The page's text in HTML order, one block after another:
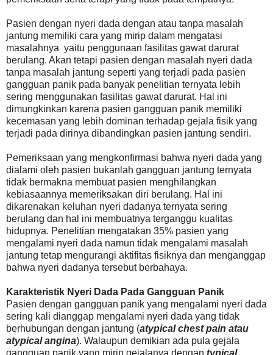
Pasien dengan nyeri dada dengan atau tanpa masalah
jantung memiliki cara yang mirip dalam mengatasi
masalahnya yaitu penggunaan fasilitas gawat darurat
berulang. Akan tetapi pasien dengan masalah nyeri dada
tanpa masalah jantung seperti yang terjadi pada pasien
gangguan panik pada banyak penelitian ternyata lebih
sering menggunakan fasilitas gawat darurat. Hal ini
dimungkinkan karena pasien gangguan panik memiliki
kecemasan yang lebih dominan terhadap gejala fisik yang
terjadi pada dirinya dibandingkan pasien jantung sendiri.
Pemeriksaan yang mengkonfirmasi bahwa nyeri dada yang
dialami oleh pasien bukanlah gangguan jantung ternyata
tidak bermakna membuat pasien menghilangkan
kebiasaannya memeriksakan diri berulang. Hal ini
dikarenakan keluhan nyeri dadanya ternyata sering
berulang dan hal ini membuatnya terganggu kualitas
hidupnya. Penelitian mengatakan 35% pasien yang
mengalami nyeri dada namun tidak mengalami masalah
jantung tetap mengurangi aktifitas fisiknya dan menganggap
bahwa nyeri dadanya tersebut berbahaya.
Karakteristik Nyeri Dada Pada Gangguan Panik
Pasien dengan gangguan panik yang mengalami nyeri dada
sering kali dianggap mengalami nyeri dada yang tidak
berhubungan dengan jantung (atypical chest pain atau
atypical angina). Walaupun demikian ada pula gejala
gangguan panik yang mirip gejalanya dengan typical